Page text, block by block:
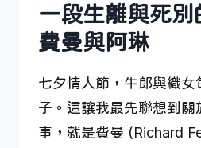
一段生離與死
費曼與阿琳
七夕情人節，牛郎與織女
子。這讓我最先聯想到關
事，就是費曼 (Richard